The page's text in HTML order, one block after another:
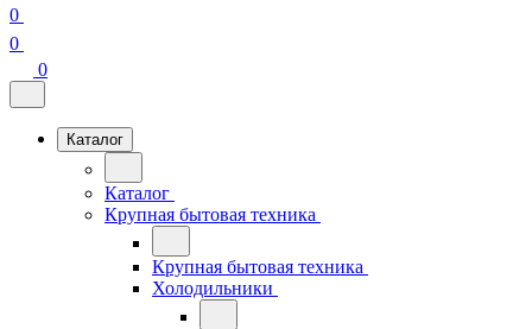
0
0
0
Каталог
Каталог
Крупная бытовая техника
Крупная бытовая техника
Холодильники